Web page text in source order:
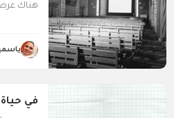
هناك عرض
في